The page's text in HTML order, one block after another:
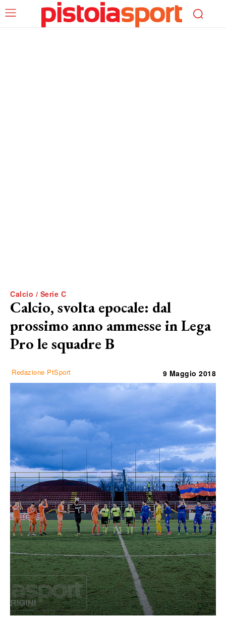
Calcio / Serie C
Calcio, svolta epocale: dal
prossimo anno ammesse in Lega
Pro le squadre B
Redazione PtSport 9 Maggio 2018